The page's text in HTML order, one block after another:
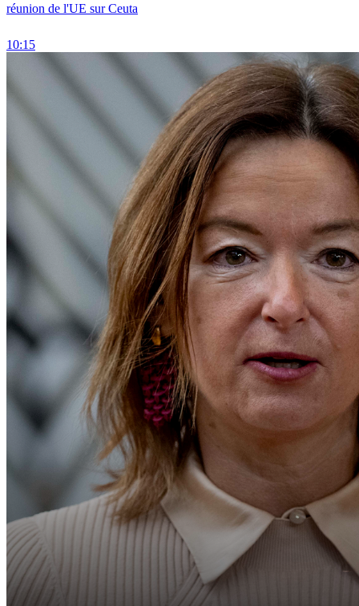
réunion de l'UE sur Ceuta
10:15